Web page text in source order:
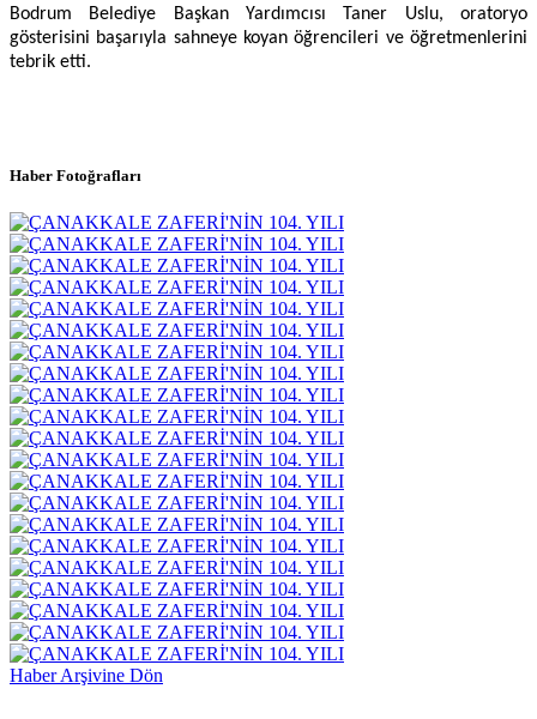
Bodrum Belediye Başkan Yardımcısı Taner Uslu, oratoryo
gösterisini başarıyla sahneye koyan öğrencileri ve öğretmenlerini
tebrik etti.
Haber Fotoğrafları
Haber Arşivine Dön